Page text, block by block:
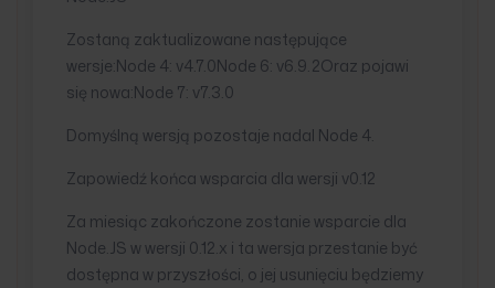
Zostaną zaktualizowane następujące
wersje:Node 4: v4.7.0Node 6: v6.9.2Oraz pojawi
się nowa:Node 7: v7.3.0
Domyślną wersją pozostaje nadal Node 4.
Zapowiedź końca wsparcia dla wersji v0.12
Za miesiąc zakończone zostanie wsparcie dla
Node.JS w wersji 0.12.x i ta wersja przestanie być
dostępna w przyszłości, o jej usunięciu będziemy